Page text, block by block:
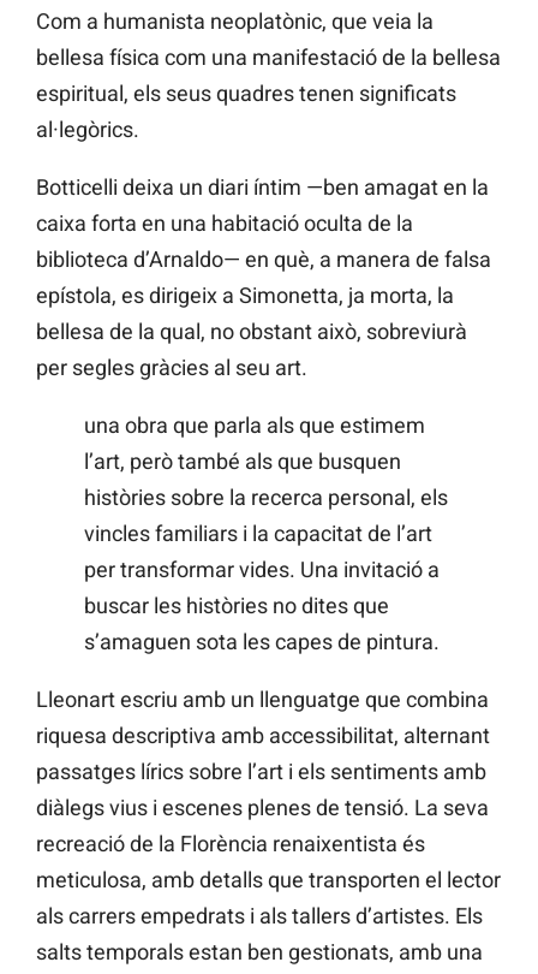
Com a humanista neoplatònic, que veia la
bellesa física com una manifestació de la bellesa
espiritual, els seus quadres tenen significats
al·legòrics.
Botticelli deixa un diari íntim —ben amagat en la
caixa forta en una habitació oculta de la
biblioteca d’Arnaldo— en què, a manera de falsa
epístola, es dirigeix a Simonetta, ja morta, la
bellesa de la qual, no obstant això, sobreviurà
per segles gràcies al seu art.
una obra que parla als que estimem
l’art, però també als que busquen
històries sobre la recerca personal, els
vincles familiars i la capacitat de l’art
per transformar vides. Una invitació a
buscar les històries no dites que
s’amaguen sota les capes de pintura.
Lleonart escriu amb un llenguatge que combina
riquesa descriptiva amb accessibilitat, alternant
passatges lírics sobre l’art i els sentiments amb
diàlegs vius i escenes plenes de tensió. La seva
recreació de la Florència renaixentista és
meticulosa, amb detalls que transporten el lector
als carrers empedrats i als tallers d’artistes. Els
salts temporals estan ben gestionats, amb una